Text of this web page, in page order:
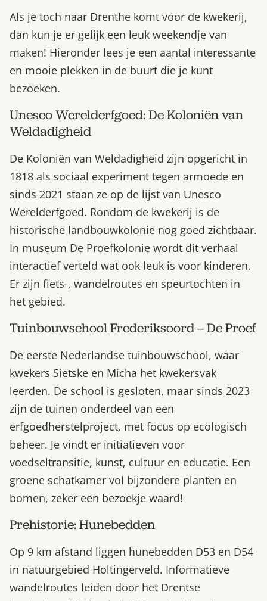
Als je toch naar Drenthe komt voor de kwekerij,
dan kun je er gelijk een leuk weekendje van
maken! Hieronder lees je een aantal interessante
en mooie plekken in de buurt die je kunt
bezoeken.
Unesco Werelderfgoed: De Koloniën van
Weldadigheid
De Koloniën van Weldadigheid zijn opgericht in
1818 als sociaal experiment tegen armoede en
sinds 2021 staan ze op de lijst van Unesco
Werelderfgoed. Rondom de kwekerij is de
historische landbouwkolonie nog goed zichtbaar.
In museum De Proefkolonie wordt dit verhaal
interactief verteld wat ook leuk is voor kinderen.
Er zijn fiets-, wandelroutes en speurtochten in
het gebied.
Tuinbouwschool Frederiksoord – De Proef
De eerste Nederlandse tuinbouwschool, waar
kwekers Sietske en Micha het kwekersvak
leerden. De school is gesloten, maar sinds 2023
zijn de tuinen onderdeel van een
erfgoedherstelproject, met focus op ecologisch
beheer. Je vindt er initiatieven voor
voedseltransitie, kunst, cultuur en educatie. Een
groene schatkamer vol bijzondere planten en
bomen, zeker een bezoekje waard!
Prehistorie: Hunebedden
Op 9 km afstand liggen hunebedden D53 en D54
in natuurgebied Holtingerveld. Informatieve
wandelroutes leiden door het Drentse